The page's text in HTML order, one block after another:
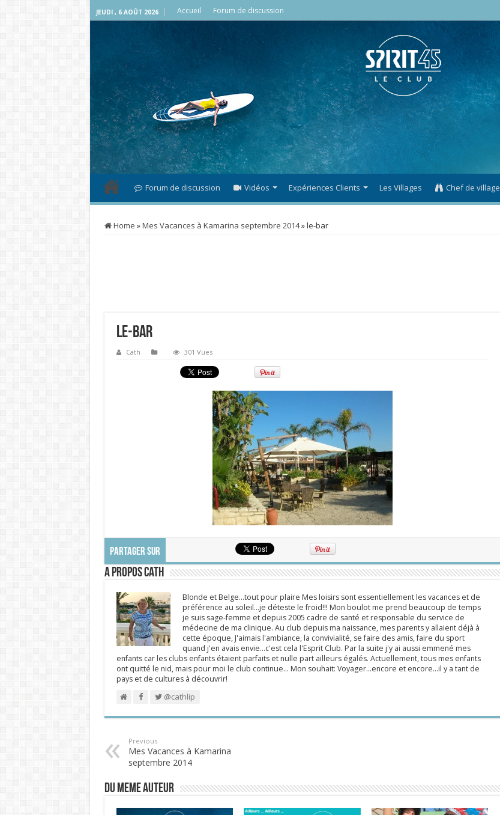
JEUDI , 6 AOÛT 2026 Accueil Forum de discussion
Forum de discussion Vidéos Expériences Clients Les Villages Chef de village
Home »Mes Vacances à Kamarina septembre 2014»le-bar
le-bar
Cath 301 Vues
PARTAGER SUR
A propos Cath
Blonde et Belge...tout pour plaire Mes loisirs sont essentiellement les vacances et de
préférence au soleil...je déteste le froid!!! Mon boulot me prend beaucoup de temps
je suis sage-femme et depuis 2005 cadre de santé et responsable du service de
médecine de ma clinique. Au club depuis ma naissance, mes parents y allaient déjà à
cette époque, J'aimais l'ambiance, la convivialité, se faire des amis, faire du sport
quand j'en avais envie...c'est cela l'Esprit Club. Par la suite j'y ai aussi emmené mes
enfants car les clubs enfants étaient parfaits et nulle part ailleurs égalés. Actuellement, tous mes enfants
ont quitté le nid, mais pour moi le club continue... Mon souhait: Voyager...encore et encore...il y a tant de
pays et de cultures à découvrir!
@cathlip
Previous
Mes Vacances à Kamarina
septembre 2014
DU MEME AUTEUR